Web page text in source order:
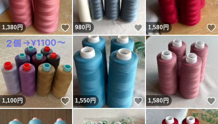
1,380円 いいね！
980円 いいね！
1,580円
1,100円 いいね！
1,550円 いいね！
1,580円